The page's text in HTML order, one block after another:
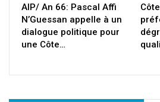
AIP/ An 66: Pascal Affi
N’Guessan appelle à un
dialogue politique pour
une Côte…